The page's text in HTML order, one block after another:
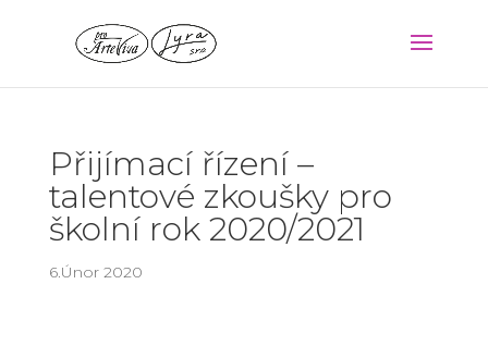
Přijímací řízení –
talentové zkoušky pro
školní rok 2020/2021
6.Únor 2020